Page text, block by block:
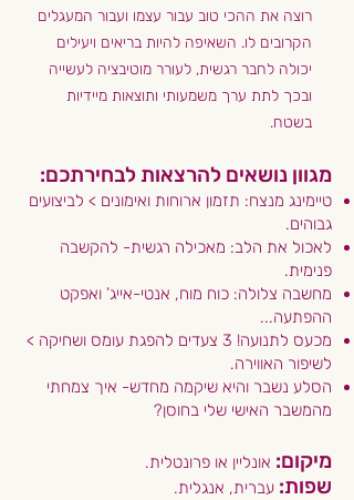
רוצה את ההכי טוב עבור עצמו ועבור המעגלים
הקרובים לו. השאיפה להיות בריאים ויעילים
יכולה לחבר רגשית, לעורר מוטיבציה לעשייה
ובכך לתת ערך משמעותי ותוצאות מיידיות
בשטח.
מגוון נושאים להרצאות לבחירתכם:
טיימינג מנצח: תזמון ארוחות ואימונים > לביצועים
גבוהים.
לאכול את הלב: מאכילה רגשית- להקשבה
פנימית.
מחשבה צלולה: כוח מוח, אנטי-אייג’ ואפקט
ההפתעה...
מכעס לתנועה! 3 צעדים להפגת עומס ושחיקה >
לשיפור האווירה.
הסלע נשבר והיא שיקמה מחדש- איך צמחתי
מהמשבר האישי שלי בחוסן?
מיקום: אונליין או פרונטלית.
שפות: עברית, אנגלית.​